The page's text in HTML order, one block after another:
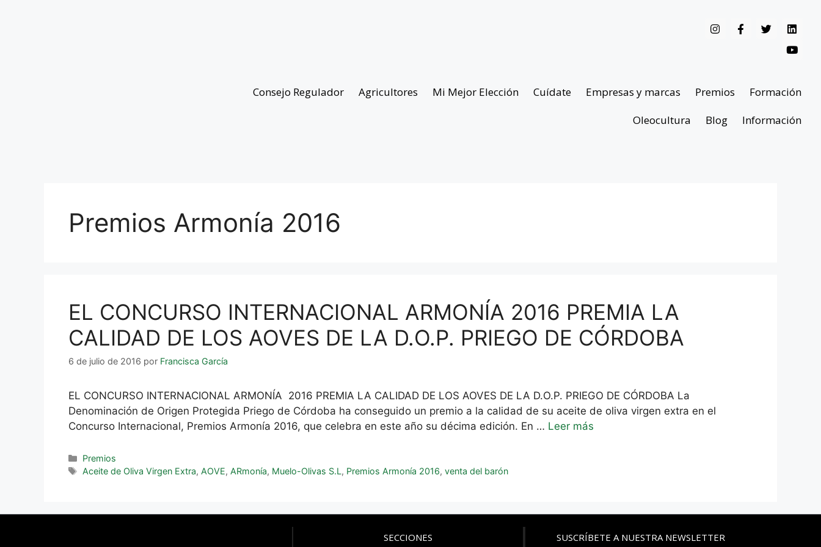
Consejo Regulador Agricultores Mi Mejor Elección Cuídate Empresas y marcas Premios
Formación
Oleocultura
Blog Información
Premios Armonía 2016
EL CONCURSO INTERNACIONAL ARMONÍA 2016 PREMIA LA
CALIDAD DE LOS AOVES DE LA D.O.P. PRIEGO DE CÓRDOBA
6 de julio de 2016 por Francisca García
EL CONCURSO INTERNACIONAL ARMONÍA 2016 PREMIA LA CALIDAD DE LOS AOVES DE LA D.O.P. PRIEGO DE CÓRDOBA La
Denominación de Origen Protegida Priego de Córdoba ha conseguido un premio a la calidad de su aceite de oliva virgen extra en el
Concurso Internacional, Premios Armonía 2016, que celebra en este año su décima edición. En … Leer más
Premios
Aceite de Oliva Virgen Extra,AOVE,ARmonía, Muelo-Olivas S.L, Premios Armonía 2016,venta del barón
SECCIONES SUSCRÍBETE A NUESTRA NEWSLETTER